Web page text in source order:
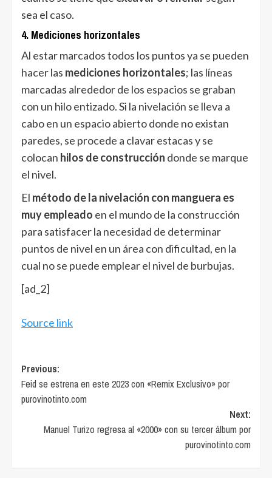
sea el caso.
4. Mediciones horizontales
Al estar marcados todos los puntos ya se pueden
hacer las mediciones horizontales; las líneas
marcadas alrededor de los espacios se graban
con un hilo entizado. Si la nivelación se lleva a
cabo en un espacio abierto donde no existan
paredes, se procede a clavar estacas y se
colocan hilos de construcción donde se marque
el nivel.
El método de la nivelación con manguera es
muy empleado en el mundo de la construcción
para satisfacer la necesidad de determinar
puntos de nivel en un área con dificultad, en la
cual no se puede emplear el nivel de burbujas.
[ad_2]
Source link
Post
navigation
Previous:
Feid se estrena en este 2023 con «Remix Exclusivo» por
purovinotinto.com
Next:
Manuel Turizo regresa al «2000» con su tercer álbum por
purovinotinto.com